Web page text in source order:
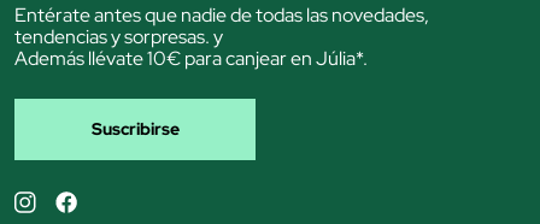
Entérate antes que nadie de todas las novedades,
tendencias y sorpresas. y
Además llévate 10€ para canjear en Júlia*.
Suscribirse